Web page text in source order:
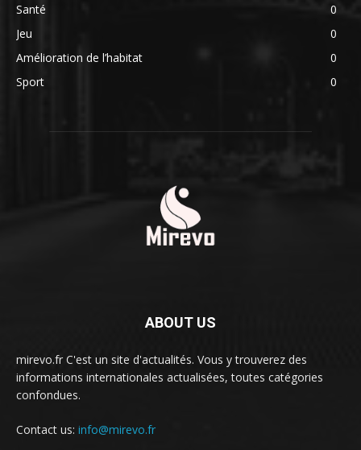
Santé
0
Jeu
0
Amélioration de l’habitat
0
Sport
0
ABOUT US
mirevo.fr C'est un site d'actualités. Vous y trouverez des
informations internationales actualisées, toutes catégories
confondues.
Contact us: info@mirevo.fr